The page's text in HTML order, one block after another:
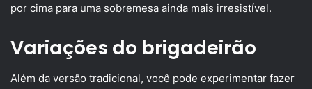
por cima para uma sobremesa ainda mais irresistível.
Variações do brigadeirão
Além da versão tradicional, você pode experimentar fazer